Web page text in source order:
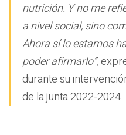
nutrición. Y no me
a nivel social, sino
Ahora sí lo estamos
poder afirmarlo”,
durante su
de la junta 2022-2024.